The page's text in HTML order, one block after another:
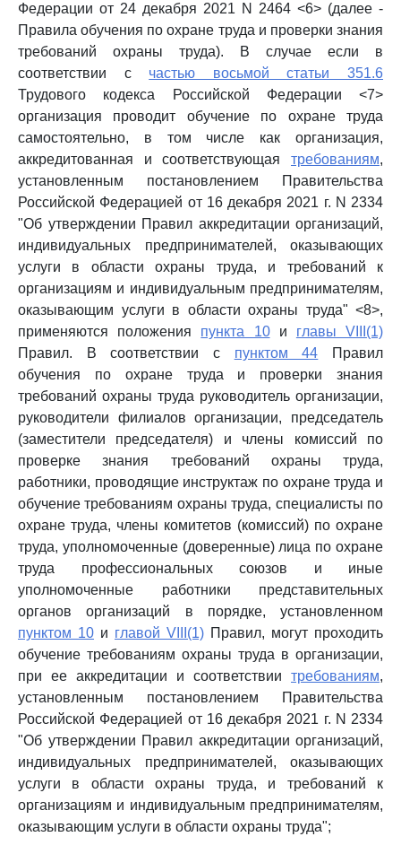
Федерации от 24 декабря 2021 N 2464 <6> (далее -
Правила обучения по охране труда и проверки знания
требований охраны труда). В случае если в
соответствии с частью восьмой статьи 351.6
Трудового кодекса Российской Федерации <7>
организация проводит обучение по охране труда
самостоятельно, в том числе как организация,
аккредитованная и соответствующая требованиям,
установленным постановлением Правительства
Российской Федерацией от 16 декабря 2021 г. N 2334
"Об утверждении Правил аккредитации организаций,
индивидуальных предпринимателей, оказывающих
услуги в области охраны труда, и требований к
организациям и индивидуальным предпринимателям,
оказывающим услуги в области охраны труда" <8>,
применяются положения пункта 10и главы VIII(1)
Правил. В соответствии с пунктом 44 Правил
обучения по охране труда и проверки знания
требований охраны труда руководитель организации,
руководители филиалов организации, председатель
(заместители председателя) и члены комиссий по
проверке знания требований охраны труда,
работники, проводящие инструктаж по охране труда и
обучение требованиям охраны труда, специалисты по
охране труда, члены комитетов (комиссий) по охране
труда, уполномоченные (доверенные) лица по охране
труда профессиональных союзов и иные
уполномоченные работники представительных
органов организаций в порядке, установленном
пунктом 10 и главой VIII(1) Правил, могут проходить
обучение требованиям охраны труда в организации,
при ее аккредитации и соответствии требованиям,
установленным постановлением Правительства
Российской Федерацией от 16 декабря 2021 г. N 2334
"Об утверждении Правил аккредитации организаций,
индивидуальных предпринимателей, оказывающих
услуги в области охраны труда, и требований к
организациям и индивидуальным предпринимателям,
оказывающим услуги в области охраны труда";